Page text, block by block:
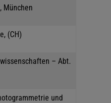
München
(CH)
– Abt.
und